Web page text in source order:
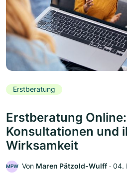
Erstberatung
Erstberatung
Konsultationen und
Wirksamkeit
MPW Von Maren Pätzold-Wulff ‧ 04.